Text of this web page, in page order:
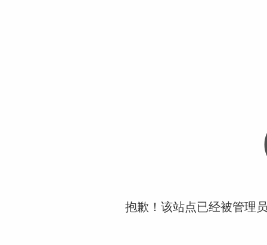
抱歉！该站点已经被管理